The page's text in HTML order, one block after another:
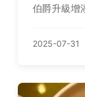
伯爵升級增
答所有疑惑
2025-07-31